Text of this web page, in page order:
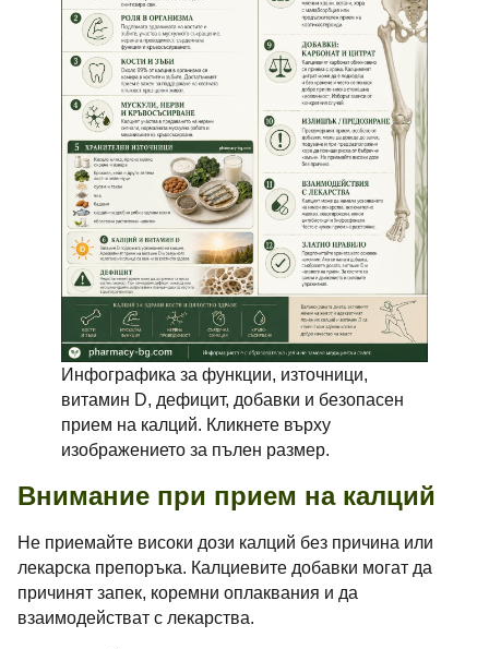
Инфографика за функции, източници,
витамин D, дефицит, добавки и безопасен
прием на калций. Кликнете върху
изображението за пълен размер.
Внимание при прием на калций
Не приемайте високи дози калций без причина или
лекарска препоръка. Калциевите добавки могат да
причинят запек, коремни оплаквания и да
взаимодействат с лекарства.